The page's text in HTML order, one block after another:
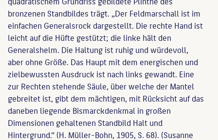
bronzenen Standbildes trägt. „Der Feldmarschall ist im
einfachen Generalsrock dargestellt. Die rechte Hand ist
leicht auf die Hüfte gestützt; die linke hält den
Generalshelm. Die Haltung ist ruhig und würdevoll,
aber ohne Größe. Das Haupt mit dem energischen und
zielbewussten Ausdruck ist nach links gewandt. Eine
zur Rechten stehende Säule, über welche der Mantel
gebreitet ist, gibt dem mächtigen, mit Rücksicht auf das
daneben liegende Bismarckdenkmal in großen
Dimensionen gehaltenen Standbild Halt und
Hintergrund.“ (H. Müller-Bohn, 1905, S. 68). (Susanne